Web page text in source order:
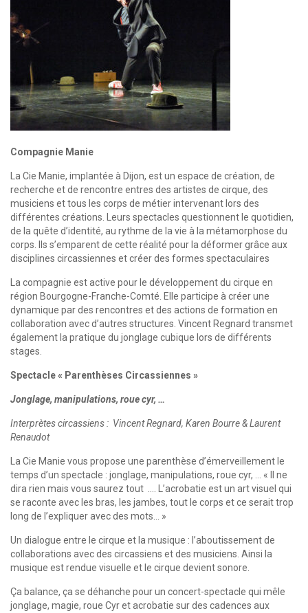
Compagnie Manie
La Cie Manie, implantée à Dijon, est un espace de création, de
recherche et de rencontre entres des artistes de cirque, des
musiciens et tous les corps de métier intervenant lors des
différentes créations. Leurs spectacles questionnent le quotidien,
de la quête d’identité, au rythme de la vie à la métamorphose du
corps. Ils s’emparent de cette réalité pour la déformer grâce aux
disciplines circassiennes et créer des formes spectaculaires
La compagnie est active pour le développement du cirque en
région Bourgogne-Franche-Comté. Elle participe à créer une
dynamique par des rencontres et des actions de formation en
collaboration avec d’autres structures. Vincent Regnard transmet
également la pratique du jonglage cubique lors de différents
stages.
Spectacle « Parenthèses Circassiennes »
Jonglage, manipulations, roue cyr, …
Interprètes circassiens : Vincent Regnard, Karen Bourre & Laurent
Renaudot
La Cie Manie vous propose une parenthèse d’émerveillement le
temps d’un spectacle : jonglage, manipulations, roue cyr, … « Il ne
dira rien mais vous saurez tout …. L’acrobatie est un art visuel qui
se raconte avec les bras, les jambes, tout le corps et ce serait trop
long de l’expliquer avec des mots… »
Un dialogue entre le cirque et la musique : l’aboutissement de
collaborations avec des circassiens et des musiciens. Ainsi la
musique est rendue visuelle et le cirque devient sonore. ​
Ça balance, ça se déhanche pour un concert-spectacle qui mêle
jonglage, magie, roue Cyr et acrobatie sur des cadences aux